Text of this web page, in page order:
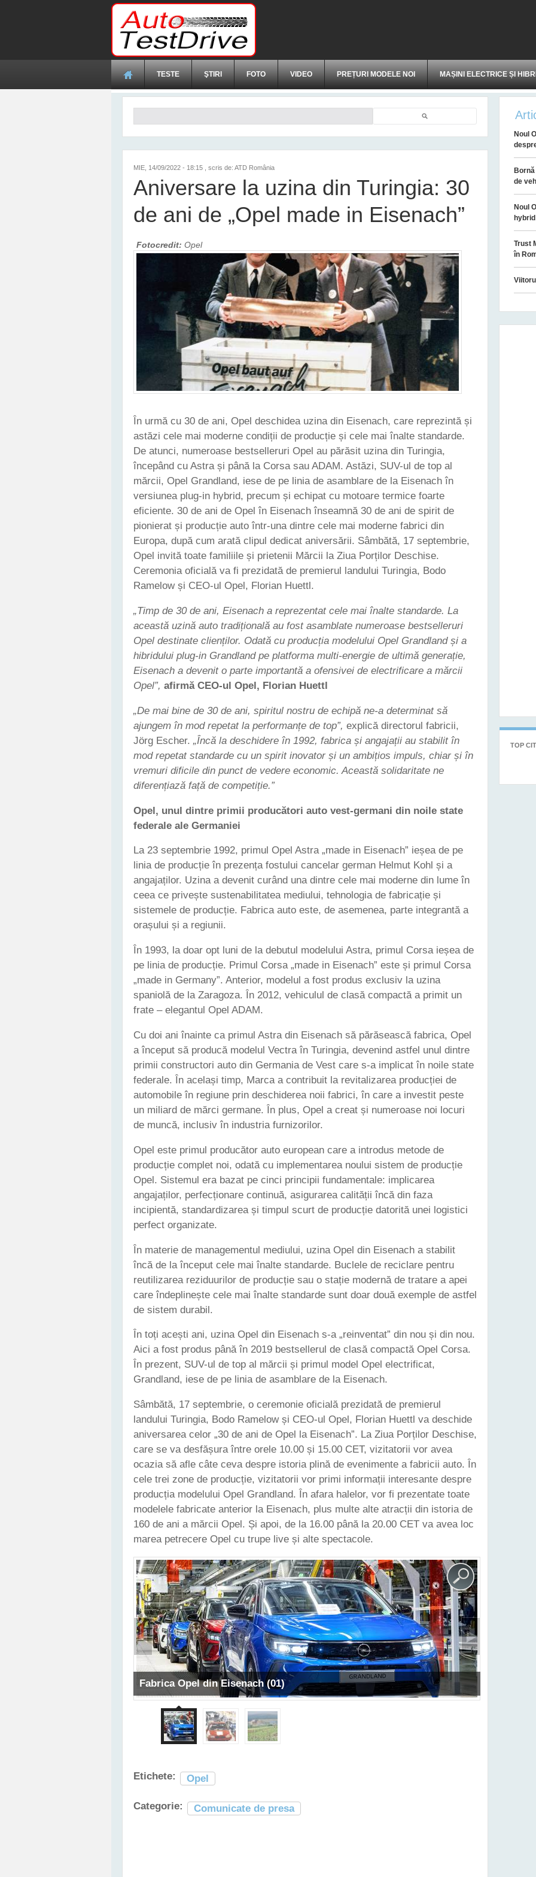
TESTE ŞTIRI FOTO VIDEO PREȚURI MODELE NOI MAȘINI ELECTRICE ȘI
MIE, 14/09/2022 - 18:15 , scris de: ATD România
Aniversare la uzina din Turingia: 30
de ani de „Opel made in Eisenach”
Fotocredit: Opel
În urmă cu 30 de ani, Opel deschidea uzina din Eisenach, care reprezintă și
astăzi cele mai moderne condiții de producție și cele mai înalte standarde.
De atunci, numeroase bestselleruri Opel au părăsit uzina din Turingia,
începând cu Astra și până la Corsa sau ADAM. Astăzi, SUV-ul de top al
mărcii, Opel Grandland, iese de pe linia de asamblare de la Eisenach în
versiunea plug-in hybrid, precum și echipat cu motoare termice foarte
eficiente. 30 de ani de Opel în Eisenach înseamnă 30 de ani de spirit de
pionierat și producție auto într-una dintre cele mai moderne fabrici din
Europa, după cum arată clipul dedicat aniversării. Sâmbătă, 17 septembrie,
Opel invită toate familiile și prietenii Mărcii la Ziua Porților Deschise.
Ceremonia oficială va fi prezidată de premierul landului Turingia, Bodo
Ramelow și CEO-ul Opel, Florian Huettl.
„Timp de 30 de ani, Eisenach a reprezentat cele mai înalte standarde. La
această uzină auto tradițională au fost asamblate numeroase bestselleruri
Opel destinate clienților. Odată cu producția modelului Opel Grandland și a
hibridului plug-in Grandland pe platforma multi-energie de ultimă generație,
Eisenach a devenit o parte importantă a ofensivei de electrificare a mărcii
Opel”, afirmă CEO-ul Opel, Florian Huettl
„De mai bine de 30 de ani, spiritul nostru de echipă ne-a determinat să
ajungem în mod repetat la performanțe de top”, explică directorul fabricii,
Jörg Escher. „Încă la deschidere în 1992, fabrica și angajații au stabilit în
mod repetat standarde cu un spirit inovator și un ambițios impuls, chiar și în
vremuri dificile din punct de vedere economic. Această solidaritate ne
diferențiază față de competiție.”
Opel, unul dintre primii producători auto vest-germani din noile state
federale ale Germaniei
La 23 septembrie 1992, primul Opel Astra „made in Eisenach” ieșea de pe
linia de producție în prezența fostului cancelar german Helmut Kohl și a
angajaților. Uzina a devenit curând una dintre cele mai moderne din lume în
ceea ce privește sustenabilitatea mediului, tehnologia de fabricație și
sistemele de producție. Fabrica auto este, de asemenea, parte integrantă a
orașului și a regiunii.
În 1993, la doar opt luni de la debutul modelului Astra, primul Corsa ieșea de
pe linia de producție. Primul Corsa „made in Eisenach” este și primul Corsa
„made in Germany”. Anterior, modelul a fost produs exclusiv la uzina
spaniolă de la Zaragoza. În 2012, vehiculul de clasă compactă a primit un
frate – elegantul Opel ADAM.
Cu doi ani înainte ca primul Astra din Eisenach să părăsească fabrica, Opel
a început să producă modelul Vectra în Turingia, devenind astfel unul dintre
primii constructori auto din Germania de Vest care s-a implicat în noile state
federale. În același timp, Marca a contribuit la revitalizarea producției de
automobile în regiune prin deschiderea noii fabrici, în care a investit peste
un miliard de mărci germane. În plus, Opel a creat și numeroase noi locuri
de muncă, inclusiv în industria furnizorilor.
Opel este primul producător auto european care a introdus metode de
producție complet noi, odată cu implementarea noului sistem de producție
Opel. Sistemul era bazat pe cinci principii fundamentale: implicarea
angajaților, perfecționare continuă, asigurarea calității încă din faza
incipientă, standardizarea și timpul scurt de producție datorită unei logistici
perfect organizate.
În materie de managementul mediului, uzina Opel din Eisenach a stabilit
încă de la început cele mai înalte standarde. Buclele de reciclare pentru
reutilizarea reziduurilor de producție sau o stație modernă de tratare a apei
care îndeplinește cele mai înalte standarde sunt doar două exemple de astfel
de sistem durabil.
În toți acești ani, uzina Opel din Eisenach s-a „reinventat” din nou și din nou.
Aici a fost produs până în 2019 bestsellerul de clasă compactă Opel Corsa.
În prezent, SUV-ul de top al mărcii și primul model Opel electrificat,
Grandland, iese de pe linia de asamblare de la Eisenach.
Sâmbătă, 17 septembrie, o ceremonie oficială prezidată de premierul
landului Turingia, Bodo Ramelow și CEO-ul Opel, Florian Huettl va deschide
aniversarea celor „30 de ani de Opel la Eisenach”. La Ziua Porților Deschise,
care se va desfășura între orele 10.00 și 15.00 CET, vizitatorii vor avea
ocazia să afle câte ceva despre istoria plină de evenimente a fabricii auto. În
cele trei zone de producție, vizitatorii vor primi informații interesante despre
producția modelului Opel Grandland. În afara halelor, vor fi prezentate toate
modelele fabricate anterior la Eisenach, plus multe alte atracții din istoria de
160 de ani a mărcii Opel. Și apoi, de la 16.00 până la 20.00 CET va avea loc
marea petrecere Opel cu trupe live și alte spectacole.
Fabrica Opel din Eisenach (01)
Etichete: Opel
Categorie: Comunicate de presa
Noul
de
Noul
Trust
în
TOP